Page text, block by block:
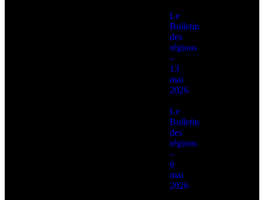
Le
Bulletin
des
régions
–
13
mai
2026
Le
Bulletin
des
régions
–
6
mai
2026